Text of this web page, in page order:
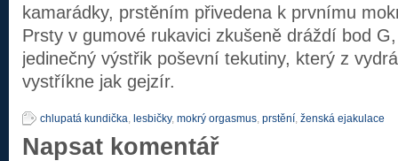
kamarádky, prstěním přivedena k prvnímu
Prsty v gumové rukavici zkušeně dráždí bod
jedinečný výstřik poševní tekutiny, který z
vystříkne jak gejzír.
chlupatá kundička, lesbičky, mokrý orgasmus, prstění, ženská ejakulace
Napsat komentář